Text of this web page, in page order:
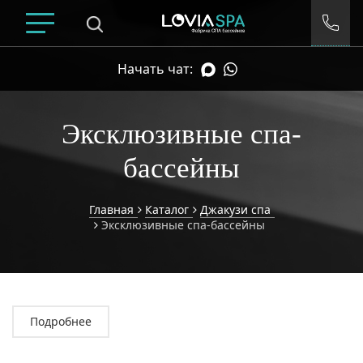
Начать чат:
Эксклюзивные спа-
бассейны
Главная Каталог
Джакузи спа
Эксклюзивные спа-бассейны
Умный подбор спа
Подробнее